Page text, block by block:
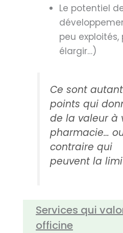
Le potentiel
peu
élargir…)
Ce sont
points qui
de la valeur à
pharmacie…
contraire qui
peuvent la
Services qui
officine